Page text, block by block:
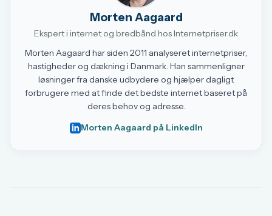
Morten Aagaard
Ekspert i internet og bredbånd hos Internetpriser.dk
Morten Aagaard har siden 2011 analyseret internetpriser,
hastigheder og dækning i Danmark. Han sammenligner
løsninger fra danske udbydere og hjælper dagligt
forbrugere med at finde det bedste internet baseret på
deres behov og adresse.
Morten Aagaard på LinkedIn